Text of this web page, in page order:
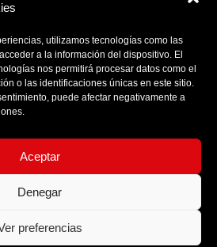
utilizamos tecnologías como las
a la información del dispositivo. El
nos permitirá procesar datos como el
o las identificaciones únicas en este sitio.
puede afectar negativamente a
Aceptar
Denegar
preferencias
privacidad